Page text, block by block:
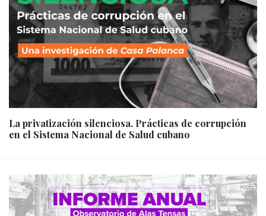
La privatización silenciosa. Prácticas de corrupción
en el Sistema Nacional de Salud cubano